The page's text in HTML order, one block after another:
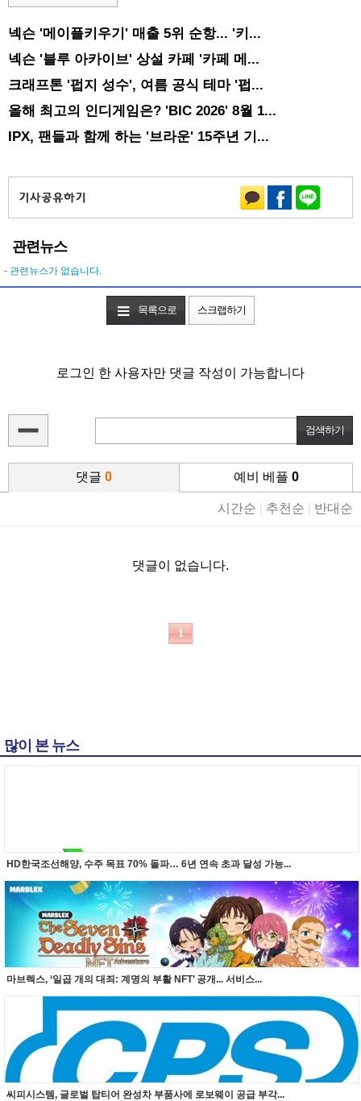
넥슨 '메이플키우기' 매출 5위 순항... '키...
넥슨 '블루 아카이브' 상설 카페 '카페 메...
크래프톤 '펍지 성수', 여름 공식 테마 '펍...
올해 최고의 인디게임은? 'BIC 2026' 8월 1...
IPX, 팬들과 함께 하는 '브라운' 15주년 기...
관련뉴스
- 관련뉴스가 없습니다.
목록으로 스크랩하기
로그인 한 사용자만 댓글 작성이 가능합니다
댓글 0 예비 베플 0
시간순 추천순 반대순
댓글이 없습니다.
1
많이 본 뉴스
HD한국조선해양, 수주 목표 70% 돌파… 6년 연속 초과 달성 가능...
마브렉스, ‘일곱 개의 대죄: 계명의 부활 NFT’ 공개... 서비스...
씨피시스템, 글로벌 탑티어 완성차 부품사에 로보웨이 공급 부각...